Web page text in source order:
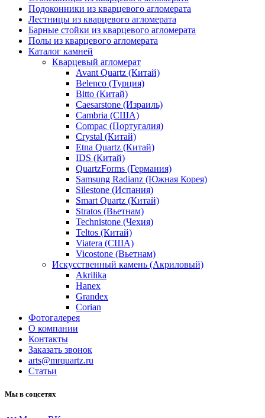
Подоконники из кварцевого агломерата
Лестницы из кварцевого агломерата
Барные стойки из кварцевого агломерата
Полы из кварцевого агломерата
Каталог камней
Кварцевый агломерат
Avant Quartz (Китай)
Belenco (Турция)
Bitto (Китай)
Caesarstone (Израиль)
Cambria (США)
Compac (Португалия)
Crystal (Китай)
Etna Quartz (Китай)
IDS (Китай)
QuartzForms (Германия)
Samsung Radianz (Южная Корея)
Silestone (Испания)
Smart Quartz (Китай)
Stratos (Вьетнам)
Technistone (Чехия)
Teltos (Китай)
Viatera (США)
Vicostone (Вьетнам)
Искусственный камень (Акриловый)
Akrilika
Hanex
Grandex
Corian
Фотогалерея
О компании
Контакты
Заказать звонок
arts@mrquartz.ru
Статьи
Мы в соцсетях